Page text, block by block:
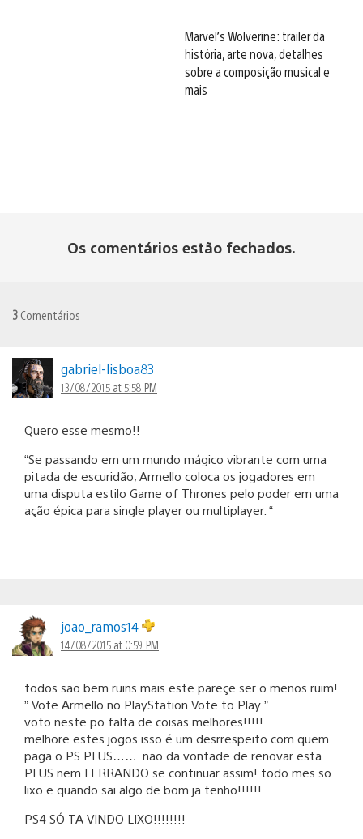
Marvel’s Wolverine: trailer da
história, arte nova, detalhes
sobre a composição musical e
mais
Os comentários estão fechados.
3 Comentários
gabriel-lisboa83
13/08/2015 at 5:58 PM
Quero esse mesmo!!
“Se passando em um mundo mágico vibrante com uma
pitada de escuridão, Armello coloca os jogadores em
uma disputa estilo Game of Thrones pelo poder em uma
ação épica para single player ou multiplayer. “
joao_ramos14
14/08/2015 at 0:59 PM
todos sao bem ruins mais este pareçe ser o menos ruim!
” Vote Armello no PlayStation Vote to Play ”
voto neste po falta de coisas melhores!!!!!
melhore estes jogos isso é um desrrespeito com quem
paga o PS PLUS……. nao da vontade de renovar esta
PLUS nem FERRANDO se continuar assim! todo mes so
lixo e quando sai algo de bom ja tenho!!!!!!
PS4 SÓ TA VINDO LIXO!!!!!!!!